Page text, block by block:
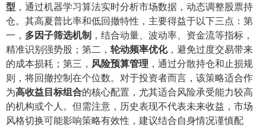
型 ，通过机器学习算法实时分析市场数据，动态调整股票持
仓。其高夏普比率和低回撤特性，主要得益于以下三点：第
一， 多因子筛选机制 ，结合动量、波动率、资金流等指标，
精准识别强势股；第二， 轮动频率优化，避免过度交易带来
的成本损耗；第三， 风险预算管理 ，通过分散持仓和止损规
则，将回撤控制在个位数。对于投资者而言，该策略适合作
为高收益目标组合的核心配置，尤其适合风险承受能力较高
的机构或个人。但需注意，历史表现不代表未来收益，市场
风格切换可能影响策略有效性，建议结合自身情况谨慎配